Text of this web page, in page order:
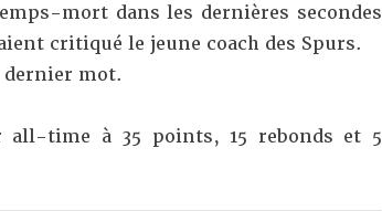
mort dans les dernières secondes
critiqué le jeune coach des Spurs.
dernier mot.
all-time à 35 points, 15 rebonds et 5